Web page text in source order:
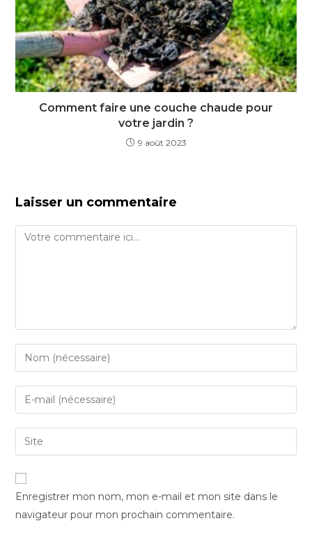
Comment faire une couche chaude pour
votre jardin ?
9 août 2023
Laisser un commentaire
Comment
Enter
your
name
username
to
Enter
your
email
address
comment
Saisir
l’URL
de
votre
Enregistrer mon nom, mon e-mail et mon site dans le
navigateur pour mon prochain commentaire.